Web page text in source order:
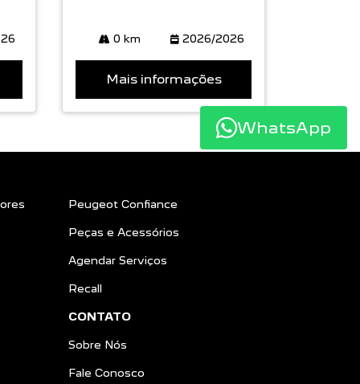
0 km 2026/2026
Mais informações
Peugeot Confiance
Peças e Acessórios
Agendar Serviços
Recall
CONTATO
Sobre Nós
Fale Conosco
WhatsApp